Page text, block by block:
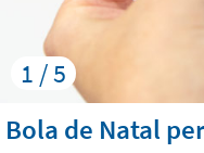
1 / 5
Bola de Natal